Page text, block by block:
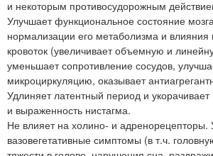
и некоторым противосудорожным
Улучшает функциональное состояние
нормализации его метаболизма и влияния
кровоток (увеличивает объемную и
уменьшает сопротивление сосудов,
микроциркуляцию, оказывает
Удлиняет латентный период и
и выраженность нистагма.
Не влияет на холино- и
вазовегетативные симптомы (в т.ч.